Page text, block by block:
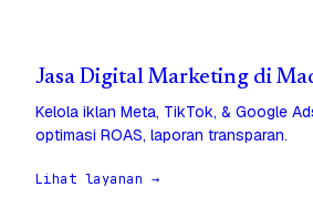
Jasa Digital Marketing di
Kelola iklan Meta, TikTok, & Google
optimasi ROAS, laporan transparan.
Lihat layanan →